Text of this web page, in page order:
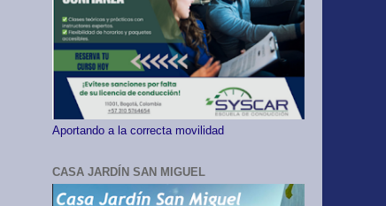
Aportando a la correcta movilidad
CASA JARDÍN SAN MIGUEL